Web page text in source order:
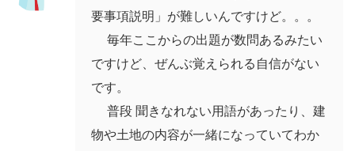
要事項説明」が難しいんですけど。。。
毎年ここからの出題が数問あるみたい
ですけど、ぜんぶ覚えられる自信がない
です。
普段 聞きなれない用語があったり、建
物や土地の内容が一緒になっていてわか